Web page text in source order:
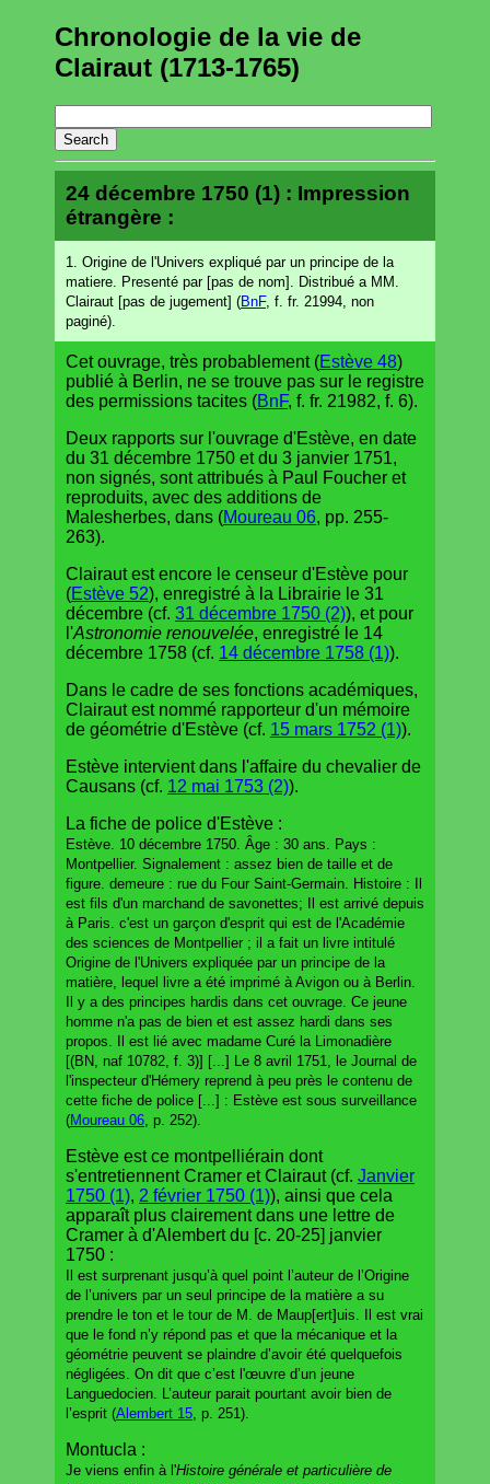
Chronologie de la vie de
Clairaut (1713-1765)
24 décembre 1750 (1) : Impression
étrangère :
1. Origine de l'Univers expliqué par un principe de la
matiere. Presenté par [pas de nom]. Distribué a MM.
Clairaut [pas de jugement] (BnF, f. fr. 21994, non
paginé).
Cet ouvrage, très probablement (Estève 48)
publié à Berlin, ne se trouve pas sur le registre
des permissions tacites (BnF, f. fr. 21982, f. 6).
Deux rapports sur l'ouvrage d'Estève, en date
du 31 décembre 1750 et du 3 janvier 1751,
non signés, sont attribués à Paul Foucher et
reproduits, avec des additions de
Malesherbes, dans (Moureau 06, pp. 255-
263).
Clairaut est encore le censeur d'Estève pour
(Estève 52), enregistré à la Librairie le 31
décembre (cf. 31 décembre 1750 (2)), et pour
l'Astronomie renouvelée, enregistré le 14
décembre 1758 (cf. 14 décembre 1758 (1)).
Dans le cadre de ses fonctions académiques,
Clairaut est nommé rapporteur d'un mémoire
de géométrie d'Estève (cf. 15 mars 1752 (1)).
Estève intervient dans l'affaire du chevalier de
Causans (cf. 12 mai 1753 (2)).
La fiche de police d'Estève :
Estève. 10 décembre 1750. Âge : 30 ans. Pays :
Montpellier. Signalement : assez bien de taille et de
figure. demeure : rue du Four Saint-Germain. Histoire : Il
est fils d'un marchand de savonettes; Il est arrivé depuis
à Paris. c'est un garçon d'esprit qui est de l'Académie
des sciences de Montpellier ; il a fait un livre intitulé
Origine de l'Univers expliquée par un principe de la
matière, lequel livre a été imprimé à Avigon ou à Berlin.
Il y a des principes hardis dans cet ouvrage. Ce jeune
homme n'a pas de bien et est assez hardi dans ses
propos. Il est lié avec madame Curé la Limonadière
[(BN, naf 10782, f. 3)] [...] Le 8 avril 1751, le Journal de
l'inspecteur d'Hémery reprend à peu près le contenu de
cette fiche de police [...] : Estève est sous surveillance
(Moureau 06 , p. 252).
Estève est ce montpelliérain dont
s'entretiennent Cramer et Clairaut (cf. Janvier
1750 (1), 2 février 1750 (1)), ainsi que cela
apparaît plus clairement dans une lettre de
Cramer à d'Alembert du [c. 20-25] janvier
1750 :
Il est surprenant jusqu’à quel point l’auteur de l’Origine
de l’univers par un seul principe de la matière a su
prendre le ton et le tour de M. de Maup[ert]uis. Il est vrai
que le fond n’y répond pas et que la mécanique et la
géométrie peuvent se plaindre d’avoir été quelquefois
négligées. On dit que c’est l'œuvre d’un jeune
Languedocien. L’auteur parait pourtant avoir bien de
l’esprit (Alembert 15 , p. 251).
Montucla :
Je viens enfin à l'Histoire générale et particulière de